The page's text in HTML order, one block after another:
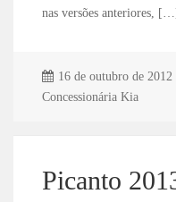
nas versões anteriores,
16 de outubro de 2012
Concessionária Kia
Picanto